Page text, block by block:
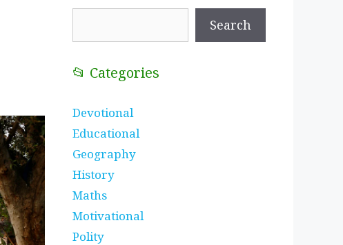
Search
📂 Categories
Devotional
Educational
Geography
History
Maths
Motivational
Polity